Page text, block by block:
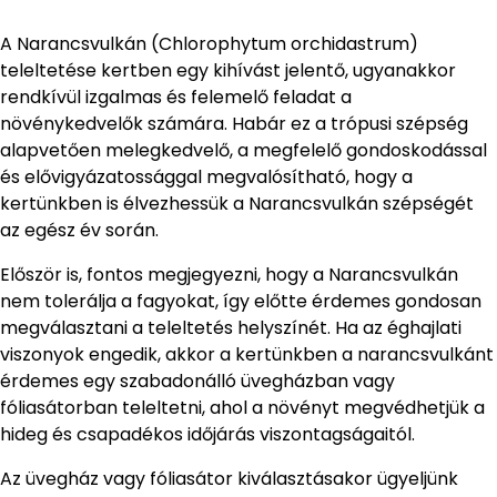
A Narancsvulkán (Chlorophytum orchidastrum)
teleltetése kertben egy kihívást jelentő, ugyanakkor
rendkívül izgalmas és felemelő feladat a
növénykedvelők számára. Habár ez a trópusi szépség
alapvetően melegkedvelő, a megfelelő gondoskodással
és elővigyázatossággal megvalósítható, hogy a
kertünkben is élvezhessük a Narancsvulkán szépségét
az egész év során.
Először is, fontos megjegyezni, hogy a Narancsvulkán
nem tolerálja a fagyokat, így előtte érdemes gondosan
megválasztani a teleltetés helyszínét. Ha az éghajlati
viszonyok engedik, akkor a kertünkben a narancsvulkánt
érdemes egy szabadonálló üvegházban vagy
fóliasátorban teleltetni, ahol a növényt megvédhetjük a
hideg és csapadékos időjárás viszontagságaitól.
Az üvegház vagy fóliasátor kiválasztásakor ügyeljünk